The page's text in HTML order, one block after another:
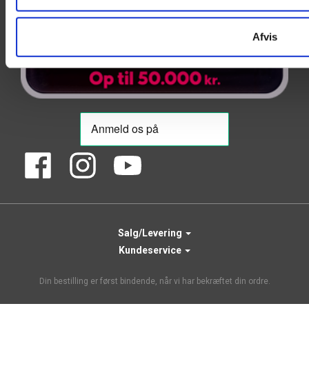
Afvis
Salg/Levering
Kundeservice
Din bestilling er først bindende, når vi har bekræftet din ordre.